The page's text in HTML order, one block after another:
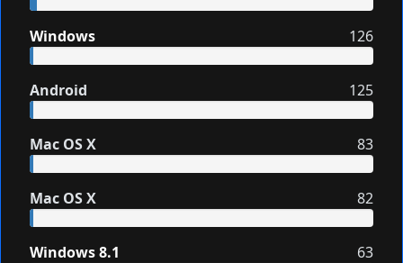
Windows 126
Android 125
Mac OS X 83
Mac OS X 82
Windows 8.1 63